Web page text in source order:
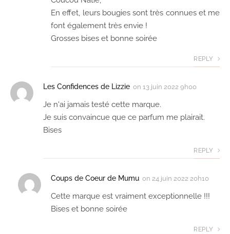
En effet, leurs bougies sont très connues et me
font également très envie !
Grosses bises et bonne soirée
REPLY
Les Confidences de Lizzie on 13 juin 2022 9h00
Je n'ai jamais testé cette marque.
Je suis convaincue que ce parfum me plairait.
Bises
REPLY
Coups de Coeur de Mumu on 24 juin 2022 20h10
Cette marque est vraiment exceptionnelle !!!
Bises et bonne soirée
REPLY